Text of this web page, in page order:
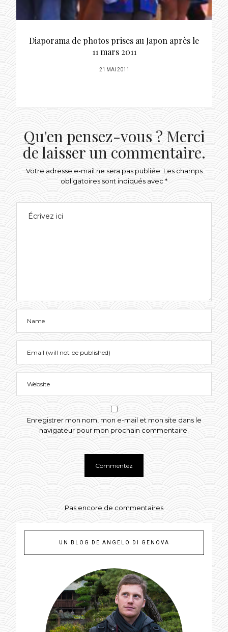
Diaporama de photos prises au Japon après le
11 mars 2011
POSTED
21 MAI 2011
Qu'en pensez-vous ? Merci
de laisser un commentaire.
Votre adresse e-mail ne sera pas publiée. Les champs
obligatoires sont indiqués avec*
Enregistrer mon nom, mon e-mail et mon site dans le
navigateur pour mon prochain commentaire.
Pas encore de commentaires
UN BLOG DE ANGELO DI GENOVA